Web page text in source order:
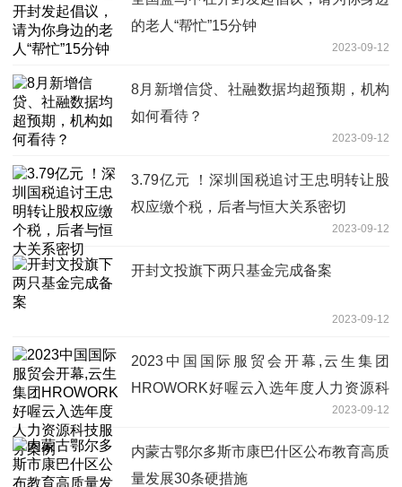
的老人“帮忙”15分钟
2023-09-12
8月新增信贷、社融数据均超预期，机构
如何看待？
2023-09-12
3.79亿元 ！深圳国税追讨王忠明转让股
权应缴个税，后者与恒大关系密切
2023-09-12
开封文投旗下两只基金完成备案
2023-09-12
2023中国国际服贸会开幕,云生集团
HROWORK好喔云入选年度人力资源科
2023-09-12
内蒙古鄂尔多斯市康巴什区公布教育高质
量发展30条硬措施